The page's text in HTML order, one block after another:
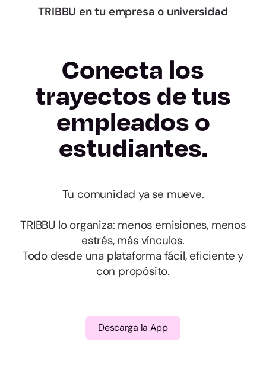
Bizkaia
La Rioja
Ceuta
Melilla
Almería
Cádiz
Córdoba
Granada
Huelva
Jaén
Málaga
TRIBBU en tu empresa o universidad
Conecta los
trayectos de tus
empleados o
estudiantes.
Tu comunidad ya se mueve.
TRIBBU lo organiza: menos emisiones, menos
estrés, más vínculos.
Todo desde una plataforma fácil, eficiente y
con propósito.
Descarga la App